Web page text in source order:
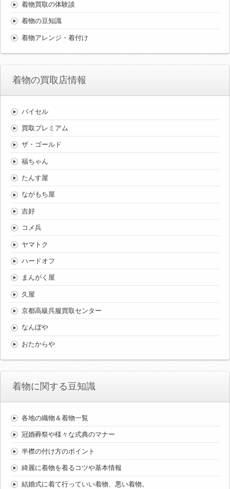
着物買取の体験談
着物の豆知識
着物アレンジ・着付け
着物の買取店情報
バイセル
買取プレミアム
ザ・ゴールド
福ちゃん
たんす屋
ながもち屋
吉好
コメ兵
ヤマトク
ハードオフ
まんがく屋
久屋
京都高級呉服買取センター
なんぼや
おたからや
着物に関する豆知識
各地の織物＆着物一覧
冠婚葬祭や様々な式典のマナー
半襟の付け方のポイント
綺麗に着物を着るコツや基本情報
結婚式に着て行っていい着物、悪い着物。